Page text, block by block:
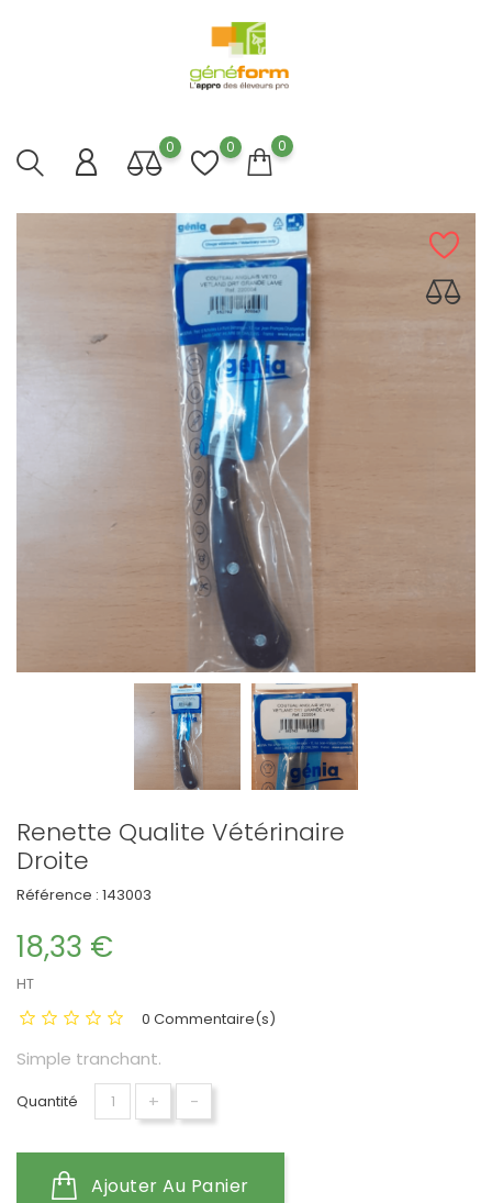
0 0 0
Renette Qualite Vétérinaire
Droite
Référence : 143003
18,33 €
HT
0 Commentaire(s)
Simple tranchant.
Quantité + -
Ajouter Au Panier